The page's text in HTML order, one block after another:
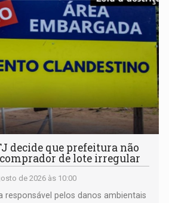
decide que prefeitura não
de lote irregular
de 2026 às 10:00
responsável pelos danos ambientais